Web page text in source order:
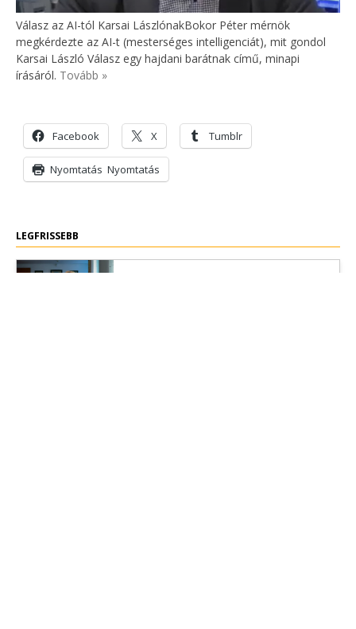
Válasz az AI-tól Karsai LászlónakBokor Péter mérnök
megkérdezte az AI-t (mesterséges intelligenciát), mit gondol
Karsai László Válasz egy hajdani barátnak című, minapi
írásáról. Tovább »
Facebook X Tumblr
Nyomtatás Nyomtatás
LEGFRISSEBB